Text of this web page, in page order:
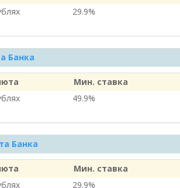
29.9%
Банка
Мин. ставка
49.9%
Банка
Мин. ставка
29.9%